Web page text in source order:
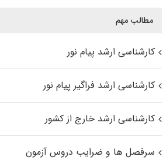
مطالب مهم
کارشناسی ارشد پیام نور
کارشناسی ارشد فراگیر پیام نور
کارشناسی ارشد خارج از کشور
سرفصل ها و ضرایب دروس آزمون